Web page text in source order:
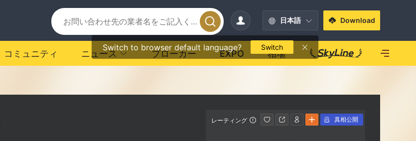
日本語
Switch to browser default language? Switch
Download
コミュニティ ニュース ブローカー EXPO 相場
レーティング 真相公開